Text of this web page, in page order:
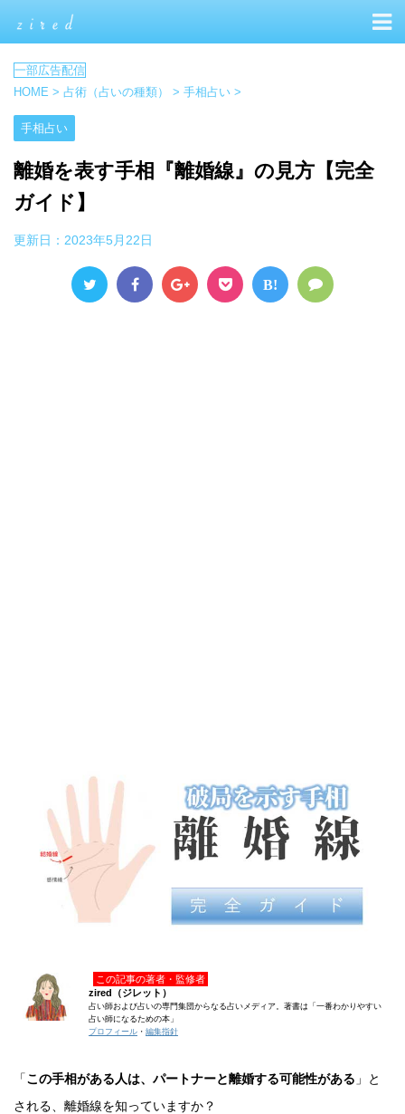
HOME > 占術（占いの種類） > 手相占い >
手相占い
離婚を表す手相『離婚線』の見方【完全
ガイド】
更新日： 2023年5月22日
B!
この記事の著者・監修者
zired（ジレット）
占い師および占いの専門集団からなる占いメディア。著書は「一番わかりやすい
占い師になるための本」
プロフィール ・ 編集指針
「この手相がある人は、パートナーと離婚する可能性がある 」と
される、離婚線を知っていますか？